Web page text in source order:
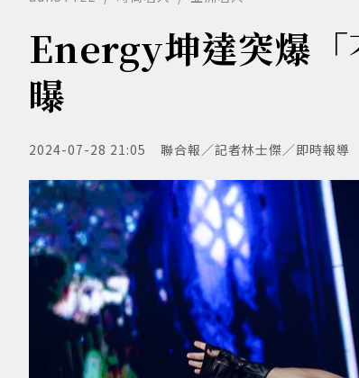
Energy坤達突爆「
曝
2024-07-28 21:05 聯合報／記者林士傑／即時報導